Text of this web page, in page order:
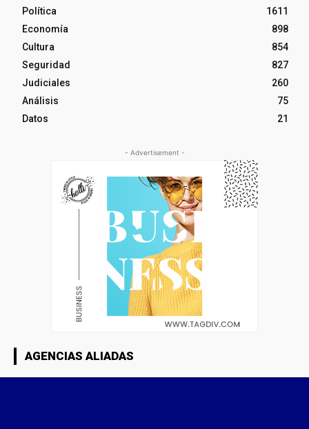
Política
1611
Economía
898
Cultura
854
Seguridad
827
Judiciales
260
Análisis
75
Datos
21
- Advertisement -
AGENCIAS ALIADAS